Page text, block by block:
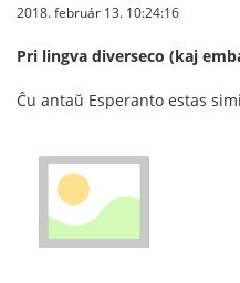
2018. február 13. 10:24:16
Pri lingva diverseco (kaj
Ĉu antaŭ Esperanto estas